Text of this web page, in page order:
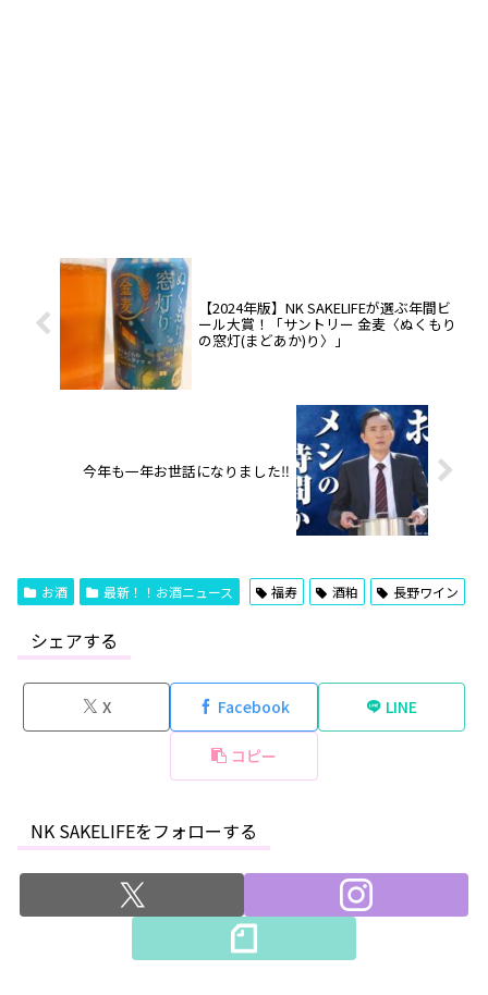
【2024年版】NK SAKELIFEが選ぶ年間ビ
ール大賞！「サントリー 金麦〈ぬくもり
の窓灯(まどあか)り〉」
今年も一年お世話になりました‼️
お酒 最新！！お酒ニュース 福寿 酒粕 長野ワイン
シェアする
X Facebook LINE
コピー
NK SAKELIFEをフォローする